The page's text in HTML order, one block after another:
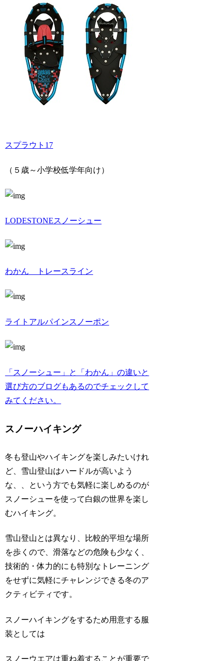
スプラウト17
（５歳～小学校低学年向け）
LODESTONEスノーシュー
わかん トレースライン
ライトアルパインスノーポン
「スノーシュー」と「わかん」の違いと
選び方のブログもあるのでチェックして
みてください。
スノーハイキング
冬も登山やハイキングを楽しみたいけれ
ど、雪山登山はハードルが高いよう
な、、という方でも気軽に楽しめるのが
スノーシューを使って白銀の世界を楽し
むハイキング。
雪山登山とは異なり、比較的平坦な場所
を歩くので、滑落などの危険も少なく、
技術的・体力的にも特別なトレーニング
をせずに気軽にチャレンジできる冬のア
クティビティです。
スノーハイキングをするため用意する服
装としては
スノーウエアは重ね着することが重要で